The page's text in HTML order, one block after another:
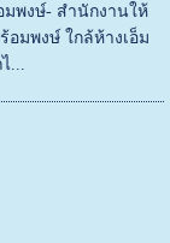
มพงษ์- สำนักงานให้
มพงษ์ ใกล้ห้างเอ็ม
...